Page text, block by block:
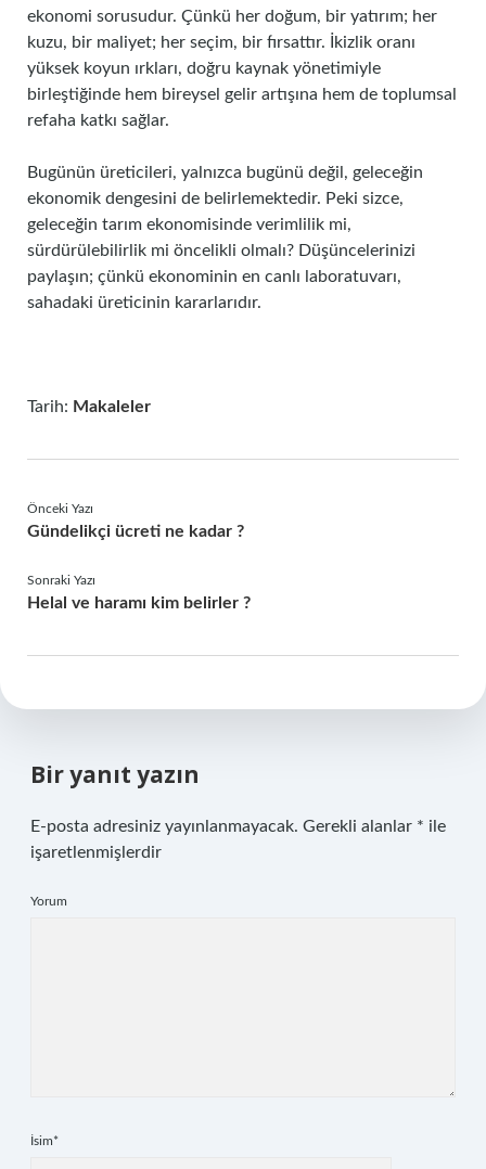
ekonomi sorusudur. Çünkü her doğum, bir yatırım; her
kuzu, bir maliyet; her seçim, bir fırsattır. İkizlik oranı
yüksek koyun ırkları, doğru kaynak yönetimiyle
birleştiğinde hem bireysel gelir artışına hem de toplumsal
refaha katkı sağlar.
Bugünün üreticileri, yalnızca bugünü değil, geleceğin
ekonomik dengesini de belirlemektedir. Peki sizce,
geleceğin tarım ekonomisinde verimlilik mi,
sürdürülebilirlik mi öncelikli olmalı? Düşüncelerinizi
paylaşın; çünkü ekonominin en canlı laboratuvarı,
sahadaki üreticinin kararlarıdır.
Tarih: Makaleler
Önceki Yazı
Gündelikçi ücreti ne kadar ?
Sonraki Yazı
Helal ve haramı kim belirler ?
Bir yanıt yazın
E-posta adresiniz yayınlanmayacak. Gerekli alanlar * ile
işaretlenmişlerdir
Yorum
İsim*